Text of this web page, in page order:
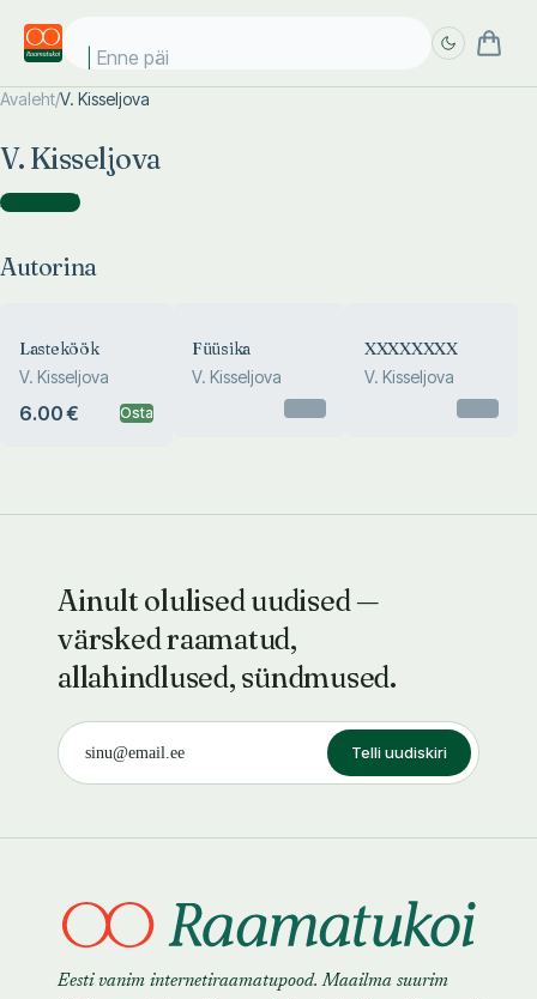
Enne päik
Avaleht/V. Kisseljova
V. Kisseljova
Autorina )
Autorina
Lasteköök
V. Kisseljova
6.00 € Osta
Füüsika
V. Kisseljova
XXXXXXXX
V. Kisseljova
Ainult olulised uudised —
värsked raamatud,
allahindlused, sündmused.
Telli uudiskiri
Eesti vanim internetiraamatupood. Maailma suurim